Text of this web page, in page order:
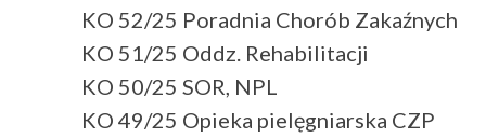
KO 52/25 Poradnia Chorób Zakaźnych
KO 51/25 Oddz. Rehabilitacji
KO 50/25 SOR, NPL
KO 49/25 Opieka pielęgniarska CZP